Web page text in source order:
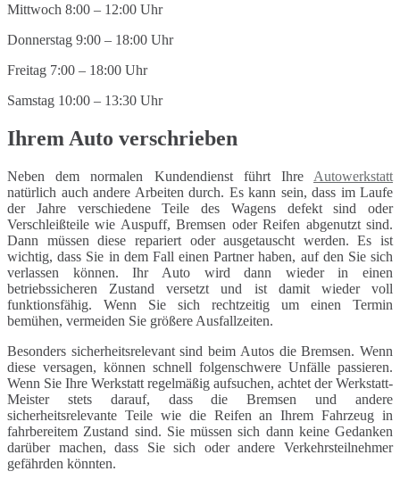
Mittwoch 8:00 – 12:00 Uhr
Donnerstag 9:00 – 18:00 Uhr
Freitag 7:00 – 18:00 Uhr
Samstag 10:00 – 13:30 Uhr
Ihrem Auto verschrieben
Neben dem normalen Kundendienst führt Ihre Autowerkstatt
natürlich auch andere Arbeiten durch. Es kann sein, dass im Laufe
der Jahre verschiedene Teile des Wagens defekt sind oder
Verschleißteile wie Auspuff, Bremsen oder Reifen abgenutzt sind.
Dann müssen diese repariert oder ausgetauscht werden. Es ist
wichtig, dass Sie in dem Fall einen Partner haben, auf den Sie sich
verlassen können. Ihr Auto wird dann wieder in einen
betriebssicheren Zustand versetzt und ist damit wieder voll
funktionsfähig. Wenn Sie sich rechtzeitig um einen Termin
bemühen, vermeiden Sie größere Ausfallzeiten.
Besonders sicherheitsrelevant sind beim Autos die Bremsen. Wenn
diese versagen, können schnell folgenschwere Unfälle passieren.
Wenn Sie Ihre Werkstatt regelmäßig aufsuchen, achtet der Werkstatt-
Meister stets darauf, dass die Bremsen und andere
sicherheitsrelevante Teile wie die Reifen an Ihrem Fahrzeug in
fahrbereitem Zustand sind. Sie müssen sich dann keine Gedanken
darüber machen, dass Sie sich oder andere Verkehrsteilnehmer
gefährden könnten.